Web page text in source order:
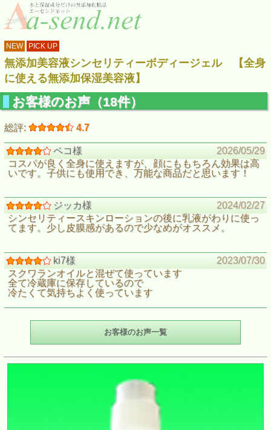
NEW PICK UP
無添加美容液シンセリティーボディージェル 【全身
に使える無添加保湿美容液】
お客様のお声（18件）
総評: 4.7
ペコ様
2026/05/29
コスパが良く全身に使えますが、顔にももちろん効果は高
いです。子供にも使用でき、万能な商品だと思います！
ジッカ様
2024/02/27
シンセリティースキンローションの後に乳液がわりに使っ
てます。少し皮膜感があるので少なめがオススメ。
ki7様
2023/07/30
スクワランオイルと混ぜて使っています
全て冷蔵庫に保存しているので
冷たくて気持ちよく使っています
お客様のお声一覧